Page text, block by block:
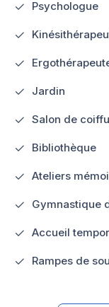
Psychologue
Jardin
Salon de
Bibliothèque
Ateliers
Gymnastique
Accueil
Rampes de